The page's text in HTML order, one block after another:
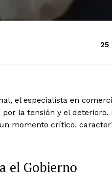
25
el especialista en
la tensión y el
momento crítico,
el Gobierno